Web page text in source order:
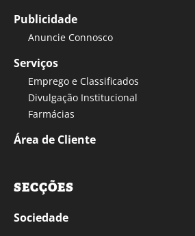
Publicidade
Anuncie Connosco
Serviços
Emprego e Classificados
Divulgação Institucional
Farmácias
Área de Cliente
SECÇÕES
Sociedade